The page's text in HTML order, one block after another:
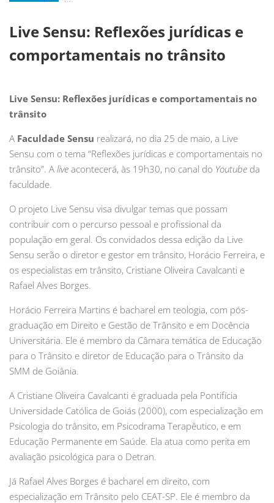
Live Sensu: Reflexões jurídicas e
comportamentais no trânsito
Live Sensu: Reflexões jurídicas e comportamentais no
trânsito
A Faculdade Sensu realizará, no dia 25 de maio, a Live
Sensu com o tema “Reflexões jurídicas e comportamentais no
trânsito”. A live acontecerá, às 19h30, no canal do Youtube da
faculdade.
O projeto Live Sensu visa divulgar temas que possam
contribuir com o percurso pessoal e profissional da
população em geral. Os convidados dessa edição da Live
Sensu serão o diretor e gestor em trânsito, Horácio Ferreira, e
os especialistas em trânsito, Cristiane Oliveira Cavalcanti e
Rafael Alves Borges.
Horácio Ferreira Martins é bacharel em teologia, com pós-
graduação em Direito e Gestão de Trânsito e em Docência
Universitária. Ele é membro da Câmara temática de Educação
para o Trânsito e diretor de Educação para o Trânsito da
SMM de Goiânia.
A Cristiane Oliveira Cavalcanti é graduada pela Pontifícia
Universidade Católica de Goiás (2000), com especialização em
Psicologia do trânsito, em Psicodrama Terapêutico, e em
Educação Permanente em Saúde. Ela atua como perita em
avaliação psicológica para o Detran.
Já Rafael Alves Borges é bacharel em direito, com
especialização em Trânsito pelo CEAT-SP. Ele é membro da